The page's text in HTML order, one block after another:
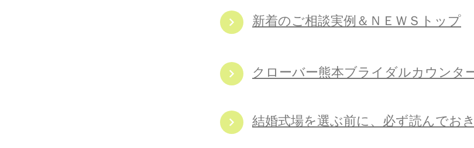
​新着のご相談実例＆ＮＥＷＳトップ
クローバー熊本ブライダルカウンタ
結婚式場を選ぶ前に、必ず読んでお